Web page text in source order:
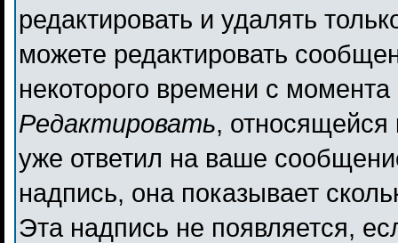
редактировать и удалять
можете редактировать
некоторого времени с
Редактировать,
уже ответил на ваше
надпись, она показывает
Эта надпись не появляется,